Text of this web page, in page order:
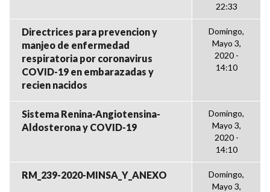
22:33
Directrices para prevencion y
manjeo de enfermedad
respiratoria por coronavirus
COVID-19 en embarazadas y
recien nacidos
Domingo,
Mayo 3,
2020 -
14:10
Sistema Renina-Angiotensina-
Aldosterona y COVID-19
Domingo,
Mayo 3,
2020 -
14:10
RM_239-2020-MINSA_Y_ANEXO
Domingo,
Mayo 3,